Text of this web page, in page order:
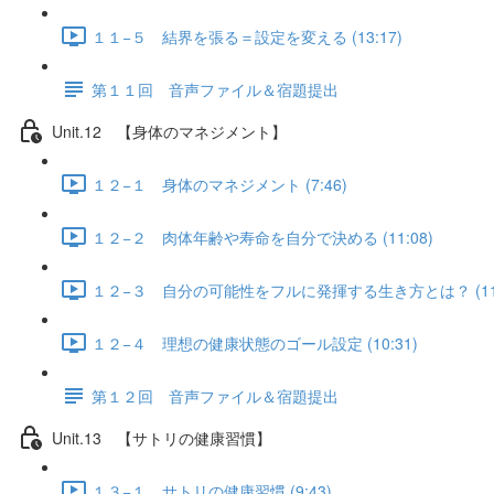
１１−５ 結界を張る＝設定を変える (13:17)
第１１回 音声ファイル＆宿題提出
Unit.12 【身体のマネジメント】
１２−１ 身体のマネジメント (7:46)
１２−２ 肉体年齢や寿命を自分で決める (11:08)
１２−３ 自分の可能性をフルに発揮する生き方とは？
１２−４ 理想の健康状態のゴール設定 (10:31)
第１２回 音声ファイル＆宿題提出
Unit.13 【サトリの健康習慣】